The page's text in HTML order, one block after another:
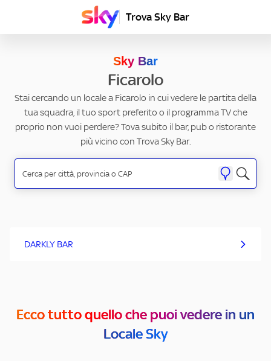
Trova Sky Bar
Sky Bar
Ficarolo
Stai cercando un locale a Ficarolo in cui vedere le partita della
tua squadra, il tuo sport preferito o il programma TV che
proprio non vuoi perdere? Tova subito il bar, pub o ristorante
più vicino con Trova Sky Bar.
DARKLY BAR
Ecco tutto quello che puoi vedere in un
Locale Sky